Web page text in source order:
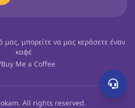
μας, μπορείτε να μας κεράσετε έναν
καφέ
Buy Me a Coffee
All rights reserved.